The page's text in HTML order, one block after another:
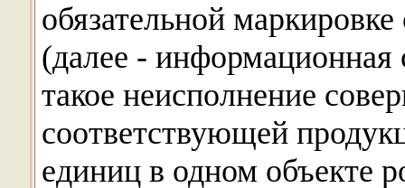
обязательной
(далее - информационная
такое неисполнение
соответствующей
единиц в одном объекте